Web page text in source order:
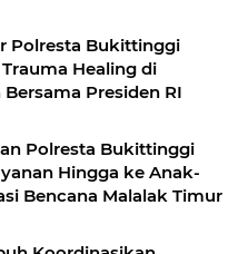
Polresta Bukittinggi
Healing di
Presiden RI
Polresta Bukittinggi
Hingga ke Anak-
Bencana Malalak Timur